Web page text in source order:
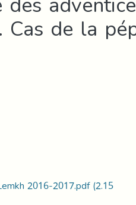
de la
2016-2017.pdf(2.15